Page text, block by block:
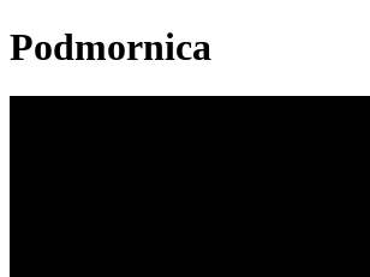
Podmornica